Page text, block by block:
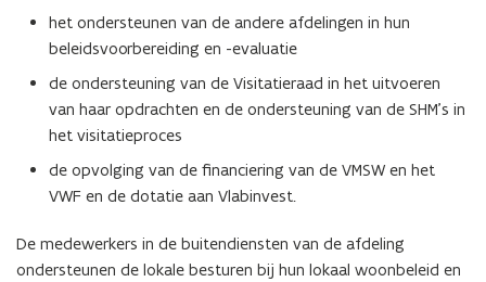
het ondersteunen van de andere afdelingen in hun
beleidsvoorbereiding en -evaluatie
de ondersteuning van de Visitatieraad in het uitvoeren
van haar opdrachten en de ondersteuning van de SHM’s in
het visitatieproces
de opvolging van de financiering van de VMSW en het
VWF en de dotatie aan Vlabinvest.
De medewerkers in de buitendiensten van de afdeling
ondersteunen de lokale besturen bij hun lokaal woonbeleid en